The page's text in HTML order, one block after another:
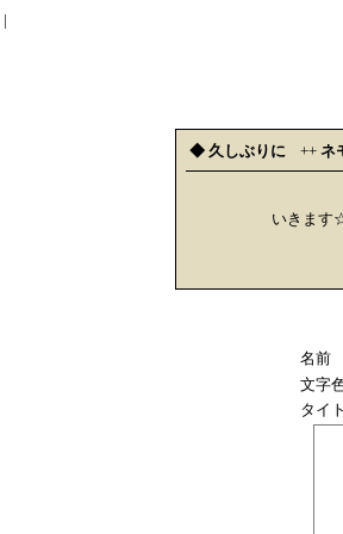
|
◆ 久しぶりに ++ ネ
いきます
名前
文字
タイ